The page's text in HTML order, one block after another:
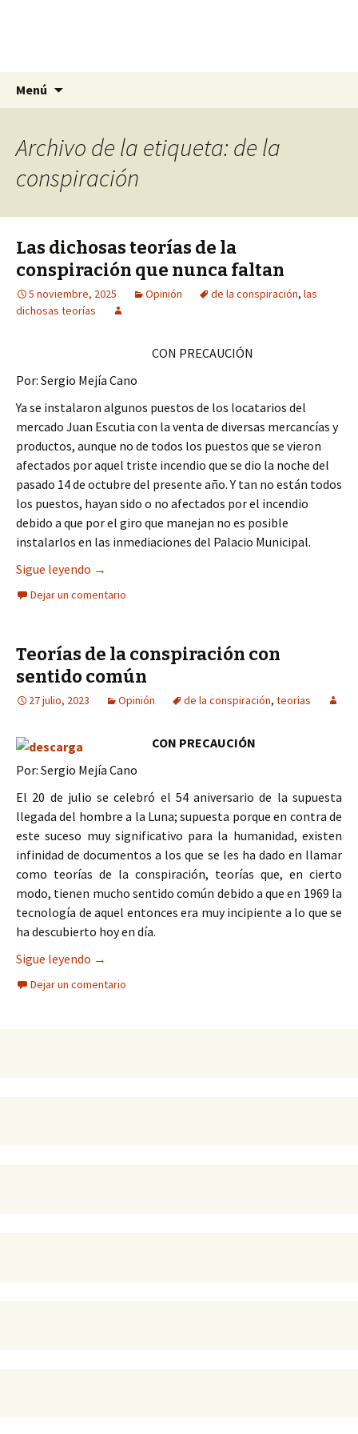
La Yunta de Tepic
La nueva opción en información
Menú
Archivo de la etiqueta: de la
conspiración
Las dichosas teorías de la
conspiración que nunca faltan
5 noviembre, 2025 Opinión de la conspiración, las
dichosas teorías
CON PRECAUCIÓN
Por: Sergio Mejía Cano
Ya se instalaron algunos puestos de los locatarios del
mercado Juan Escutia con la venta de diversas mercancías y
productos, aunque no de todos los puestos que se vieron
afectados por aquel triste incendio que se dio la noche del
pasado 14 de octubre del presente año. Y tan no están todos
los puestos, hayan sido o no afectados por el incendio
debido a que por el giro que manejan no es posible
instalarlos en las inmediaciones del Palacio Municipal.
Sigue leyendo Las dichosas teorías de la conspiración que
→
Dejar un comentario
Teorías de la conspiración con
sentido común
27 julio, 2023 Opinión de la conspiración, teorias
CON PRECAUCIÓN
Por: Sergio Mejía Cano
El 20 de julio se celebró el 54 aniversario de la supuesta
llegada del hombre a la Luna; supuesta porque en contra de
este suceso muy significativo para la humanidad, existen
infinidad de documentos a los que se les ha dado en llamar
como teorías de la conspiración, teorías que, en cierto
modo, tienen mucho sentido común debido a que en 1969 la
tecnología de aquel entonces era muy incipiente a lo que se
ha descubierto hoy en día.
Sigue leyendo Teorías de la conspiración con sentido común
→
Dejar un comentario